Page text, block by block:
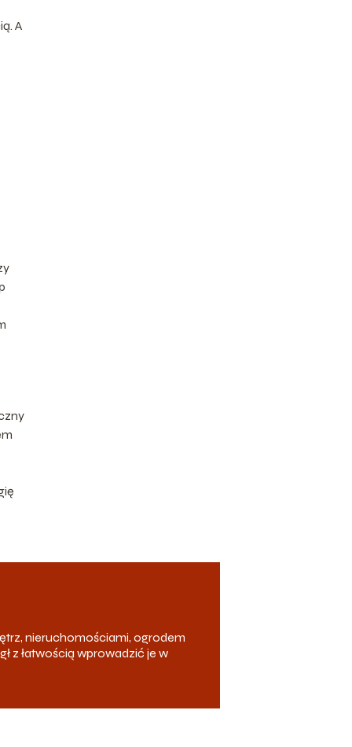
A
nieruchomościami, ogrodem
z łatwością wprowadzić je w